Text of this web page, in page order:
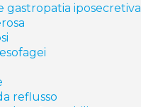
gastropatia iposecretiva
reflusso